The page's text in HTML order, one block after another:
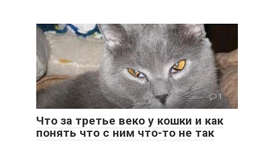
1
Что за третье веко у кошки и как
понять что с ним что-то не так